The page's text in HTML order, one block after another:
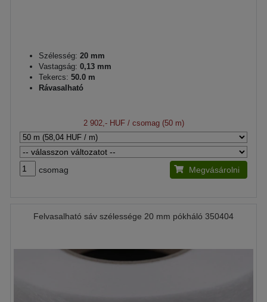
Szélesség: 20 mm
Vastagság: 0,13 mm
Tekercs: 50.0 m
Rávasalható
2 902,- HUF/ csomag (50 m)
csomag Megvásárolni
Felvasalható sáv szélessége 20 mm pókháló 350404